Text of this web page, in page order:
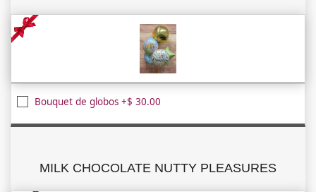
Bouquet de globos +$ 30.00
MILK CHOCOLATE NUTTY PLEASURES